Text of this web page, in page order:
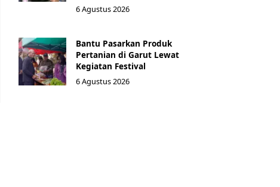
6 Agustus 2026
Bantu Pasarkan Produk
Pertanian di Garut Lewat
Kegiatan Festival
6 Agustus 2026